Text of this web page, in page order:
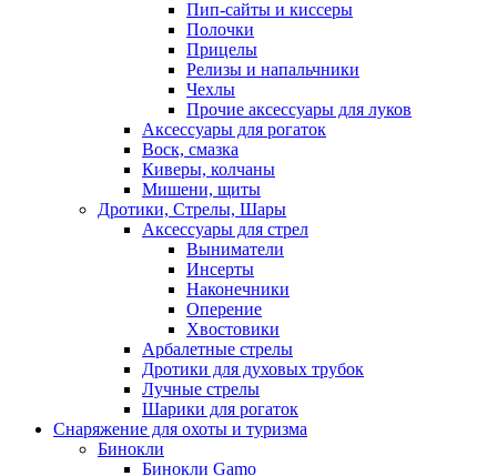
Пип-сайты и киссеры
Полочки
Прицелы
Релизы и напальчники
Чехлы
Прочие аксессуары для луков
Аксессуары для рогаток
Воск, смазка
Киверы, колчаны
Мишени, щиты
Дротики, Стрелы, Шары
Аксессуары для стрел
Выниматели
Инсерты
Наконечники
Оперение
Хвостовики
Арбалетные стрелы
Дротики для духовых трубок
Лучные стрелы
Шарики для рогаток
Снаряжение для охоты и туризма
Бинокли
Бинокли Gamo